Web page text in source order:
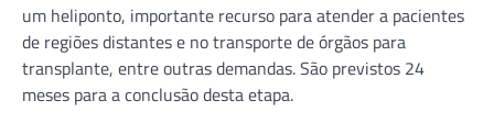
um heliponto, importante recurso para atender a pacientes
de regiões distantes e no transporte de órgãos para
transplante, entre outras demandas. São previstos 24
meses para a conclusão desta etapa.